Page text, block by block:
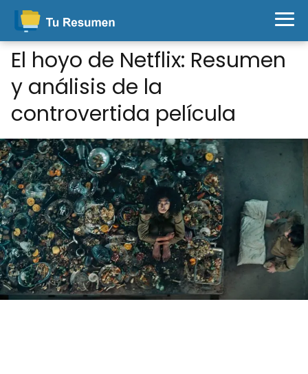
El hoyo de Netflix: Resumen
y análisis de la
controvertida película